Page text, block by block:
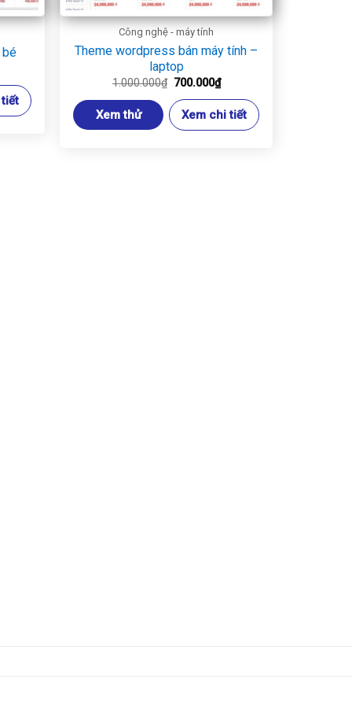
bé
Công nghệ - máy tính
Theme wordpress bán máy tính –
laptop
1.000.000₫ Giá
là:
1.000.000₫.
700.000₫Giá
hiện
tại
là:
700.000₫.
Xem thử Xem chi tiết